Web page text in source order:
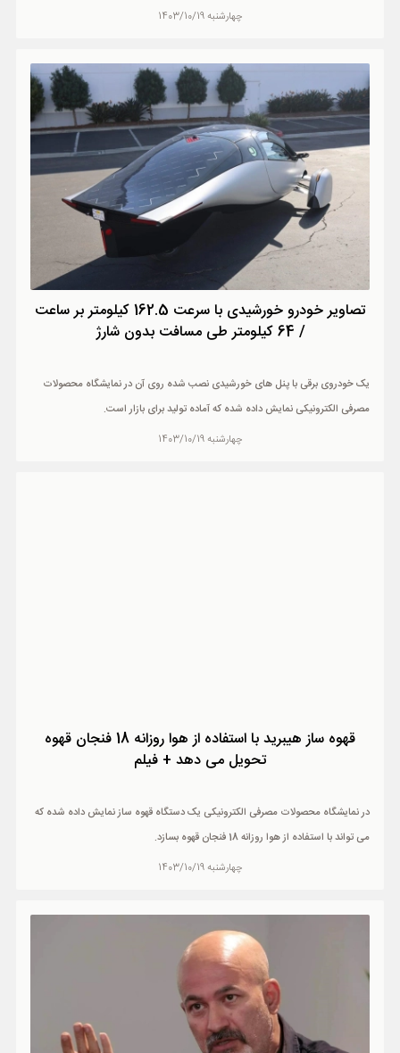
چهارشنبه 1403/10/19
تصاویر خودرو خورشیدی با سرعت 162.5 کیلومتر بر ساعت
/ 64 کیلومتر طی مسافت بدون شارژ
یک خودروی برقی با پنل های خورشیدی نصب شده روی آن در نمایشگاه محصولات
مصرفی الکترونیکی نمایش داده شده که آماده تولید برای بازار است.
چهارشنبه 1403/10/19
قهوه ساز هیبرید با استفاده از هوا روزانه 18 فنجان قهوه
تحویل می دهد + فیلم
در نمایشگاه محصولات مصرفی الکترونیکی یک دستگاه قهوه ساز نمایش داده شده که
می تواند با استفاده از هوا روزانه 18 فنجان قهوه بسازد.
چهارشنبه 1403/10/19